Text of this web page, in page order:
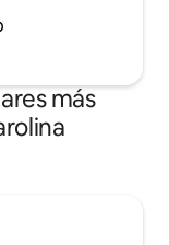
más